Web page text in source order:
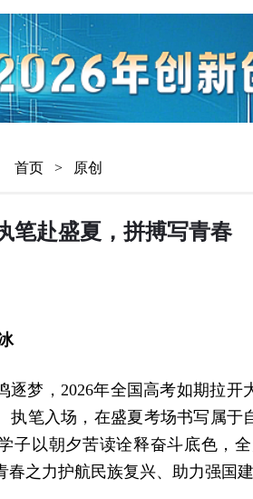
首页 > 原创
笔赴盛夏，拼搏写青春
逐梦，2026年全国高考如期拉开
执笔入场，在盛夏考场书写属
子以朝夕苦读诠释奋斗底色，
之力护航民族复兴、助力强国建